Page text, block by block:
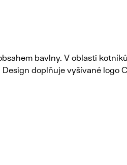
bavlny. V oblasti
doplňuje vyšívané logo